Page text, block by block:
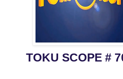
TOKU SCOPE #